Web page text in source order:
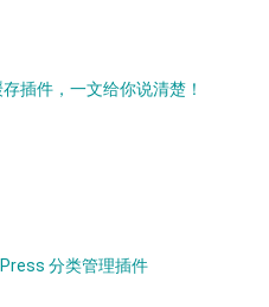
插件，一文给你说清楚！
分类管理插件